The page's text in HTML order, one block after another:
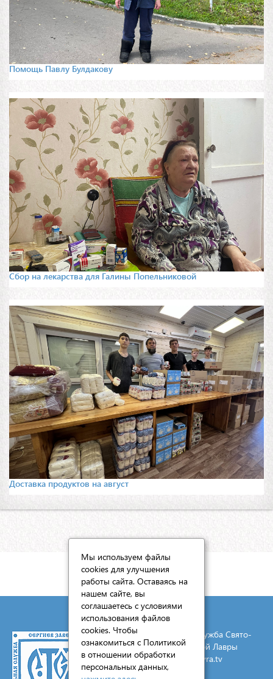
Помощь Павлу Булдакову
Сбор на лекарства для Галины Попельниковой
Доставка продуктов на август
КАРТА САЙТА
© 2026 Социальная служба Свято-
Троицкой Сергиевой Лавры
E-mail:mail@lavra.tv
Мы используем файлы
cookies для улучшения
работы сайта. Оставаясь на
нашем сайте, вы
соглашаетесь с условиями
использования файлов
cookies. Чтобы
ознакомиться с Политикой
в отношении обработки
персональных данных,